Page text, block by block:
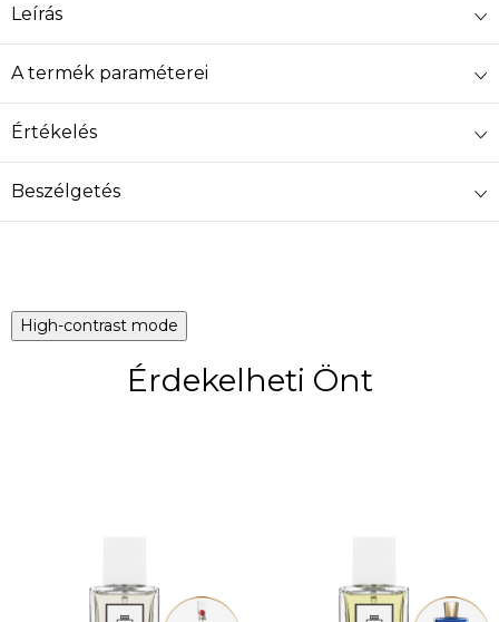
Leírás
A termék paraméterei
Értékelés
Beszélgetés
High-contrast mode
Érdekelheti Önt